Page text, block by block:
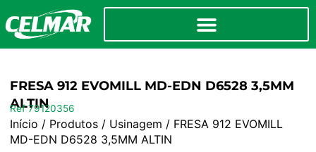
FRESA 912 EVOMILL MD-EDN D6528 3,5MM
ALTIN
Ref 79120356
Início / Produtos/ Usinagem / FRESA 912 EVOMILL
MD-EDN D6528 3,5MM ALTIN